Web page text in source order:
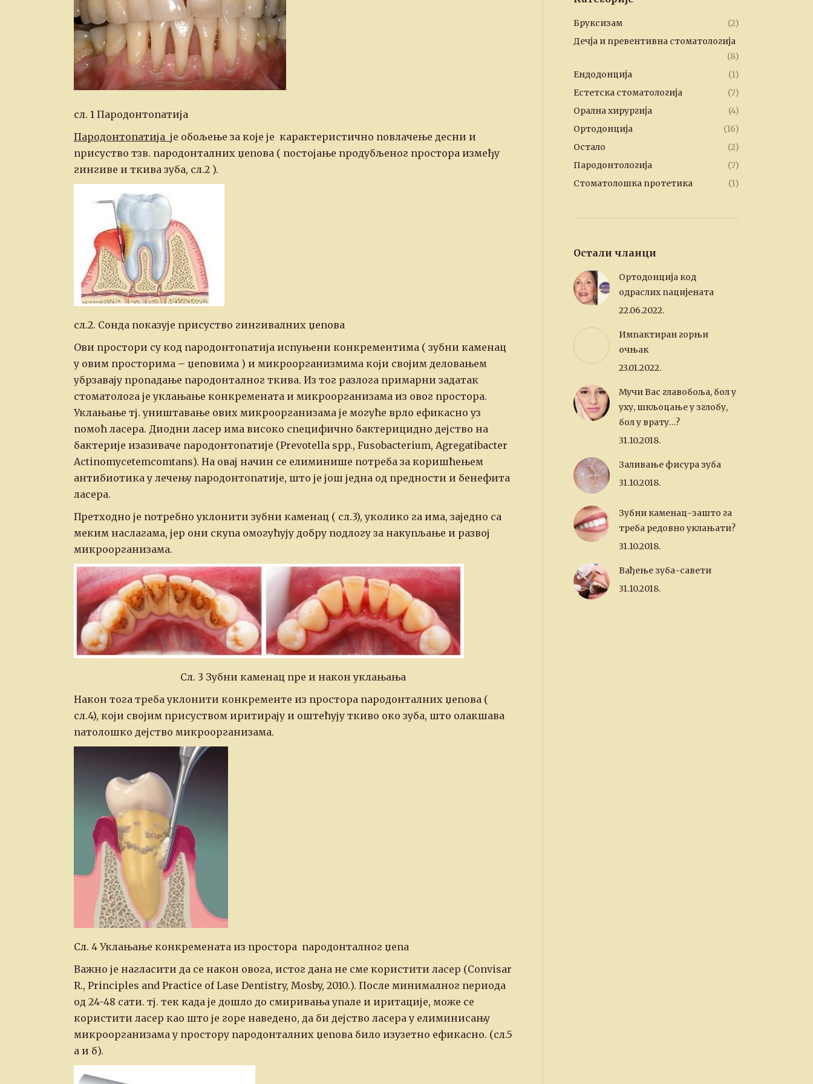
сл. 1 Пародонтопатија
Пародонтопатија је обољење за које је карактеристично повлачење десни и
присуство тзв. пародонталних џепова ( постојање продубљеног простора између
гингиве и ткива зуба, сл.2 ).
сл.2. Сонда показује присуство гингивалних џепова
Ови простори су код пародонтопатија испуњени конкрементима ( зубни каменац
у овим просторима – џеповима ) и микроорганизмима који својим деловањем
убрзавају пропадање пародонталног ткива. Из тог разлога примарни задатак
стоматолога је уклањање конкремената и микроорганизама из овог простора.
Уклањање тј. уништавање ових микроорганизама је могуће врло ефикасно уз
помоћ ласера. Диодни ласер има високо специфично бактерицидно дејство на
бактерије изазиваче пародонтопатије (Prevotella spp., Fusobacterium, Agregatibacter
Actinomycetemcomtans). На овај начин се елиминише потреба за коришћењем
антибиотика у лечењу пародонтопатије, што је још једна од предности и бенефита
ласера.
Претходно је потребно уклонити зубни каменац ( сл.3), уколико га има, заједно са
меким наслагама, јер они скупа омогућују добру подлогу за накупљање и развој
микроорганизама.
Сл. 3 Зубни каменац пре и након уклањања
Након тога треба уклонити конкременте из простора пародонталних џепова (
сл.4), који својим присуством иритирају и оштећују ткиво око зуба, што олакшава
патолошко дејство микроорганизама.
Сл. 4 Уклањање конкремената из простора пародонталног џепа
Важно је нагласити да се након овога, истог дана не сме користити ласер (Convisar
R., Principles and Practice of Lase Dentistry, Mosby, 2010.). После минималног периода
од 24-48 сати. тј. тек када је дошло до смиривања упале и иритације, може се
користити ласер као што је горе наведено, да би дејство ласера у елиминисању
микроорганизама у простору пародонталних џепова било изузетно ефикасно. (сл.5
а и б).
Бруксизам
(2)
Дечја и превентивна стоматологија
(8)
Ендодонција
(1)
Естетска стоматологија
(7)
Орална хирургија
(4)
Ортодонција
(16)
Остало
(2)
Пародонтологија
(7)
Стоматолошка протетика
(1)
Остали чланци
Ортодонција код
одраслих пацијената
22.06.2022.
Импактиран горњи
очњак
23.01.2022.
Мучи Вас главобоља, бол у
уху, шкљоцање у зглобу,
бол у врату…?
31.10.2018.
Заливање фисура зуба
31.10.2018.
Зубни каменац-зашто га
треба редовно уклањати?
31.10.2018.
Вађење зуба-савети
31.10.2018.